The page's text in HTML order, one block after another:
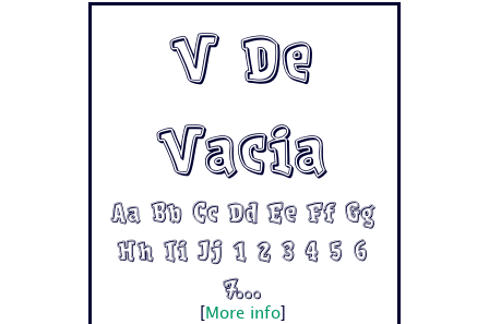
V De
Vacia
Aa Bb Cc Dd Ee Ff Gg
Hh Ii Jj 1 2 3 4 5 6
7...
More info]